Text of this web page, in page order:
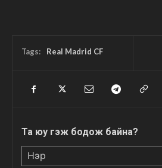
Tags: Real Madrid CF
Та юу гэж бодож байна?